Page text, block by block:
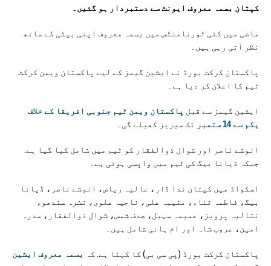
کپتان بسمہ معروف ایونٹ سے دستبردار ہو گئیں۔
ماضی میں کئی ٹورنامنٹس میں بسمہ معروف اپنی بیٹی کے ساتھ
نظر آتی رہی ہیں۔
پاکستان کرکٹ بورڈ نے ایشین گیمز کے لیے پاکستان ویمن کرکٹ
ٹیم کا اعلان کر دیا ہے۔
ایشین گیمز سے قبل پاکستان ویمن ٹیم جنوبی افریقا کے خلاف
یکم سے 14 ستمبر
تک سیریز کھیلے گی۔
انوشے ناصر اور شوال ذوالفقار کو ٹیم میں شامل کیا گیا ہے.
جبکہ ڈیانا بیگ کی ٹیم میں واپسی ہوئی ہے۔
اسکواڈ میں کپتان ندا ڈار، عالیہ ریاض، انوشے ناصر، ڈیانا
بیگ، فاطمہ ثناء، منیبہ علی، ناجیہ علوی، نشرہ سندھو،
نتالیہ پرویز، عمیمہ سہیل، صدف شمس، شوال ذوالفقار، سدرہ
امین، عروب شاہ اور ام ہانی شامل ہیں۔
پاکستان کرکٹ بورڈ (پی سی بی) کا کہنا ہے. کہ
بسمہ معروف ایشین